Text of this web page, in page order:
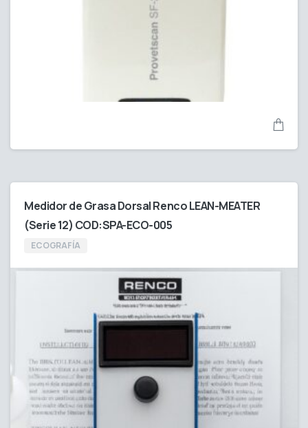
Medidor de Grasa Dorsal Renco LEAN-MEATER
(Serie 12) COD:SPA-ECO-005
ECOGRAFÍA